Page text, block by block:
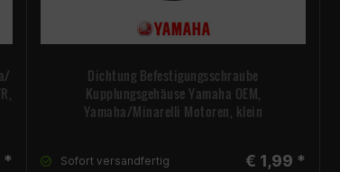
*
Dichtung Befestigungsschraube
Kupplungsgehäuse Yamaha OEM,
Yamaha/Minarelli Motoren, klein
Sofort versandfertig € 1,99 *